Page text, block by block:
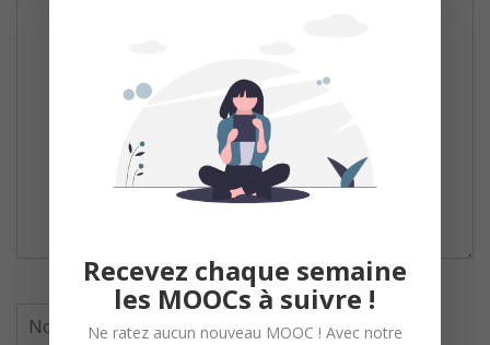
Recevez chaque semaine
les MOOCs à suivre !
Ne ratez aucun nouveau MOOC ! Avec notre